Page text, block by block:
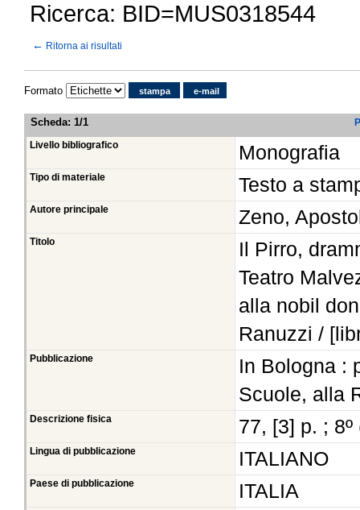
Ricerca: BID=MUS0318544
← Ritorna ai risultati
Formato stampa e-mail
Scheda: 1/1
Livello bibliografico Monografia
Tipo di materiale Testo a
Autore principale Zeno,
Titolo
Il Pirro,
Teatro
alla nobil
Ranuzzi /
Pubblicazione
In Bologna :
Scuole, alla
Descrizione fisica 77, [3] p. ; 8º
Lingua di pubblicazione ITALIANO
Paese di pubblicazione ITALIA